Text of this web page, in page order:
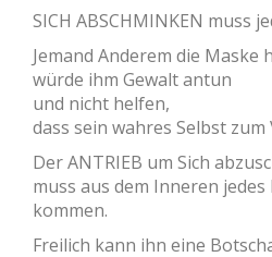
SICH ABSCHMINKEN muss
Jemand Anderem die
würde ihm Gewalt antun
und nicht helfen,
dass sein wahres Selbst
Der ANTRIEB um Sich
muss aus dem Inneren
kommen.
Freilich kann ihn eine